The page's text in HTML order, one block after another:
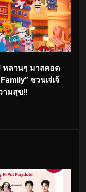
หลานๆ มาสคอต
ชวนเจ่เจ้
ามสุข!!